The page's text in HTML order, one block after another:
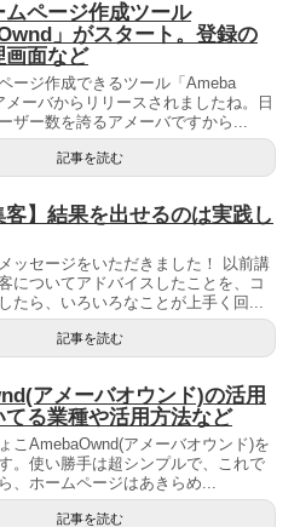
ムページ作成ツール
」がスタート。登録の
画面など
ージ作成できるツール「Ameba
メーバからリリースされましたね。日
ザー数を誇るアメーバですから...
記事を読む
客】結果を出せるのは実践し
ッセージをいただきました！ 以前講
についてアドバイスしたことを、コ
たら、いろいろなことが上手く回...
記事を読む
アメーバオウンド)の活用
てる業種や活用方法など
こAmebaOwnd(アメーバオウンド)を
。使い勝手は超シンプルで、これで
、ホームページはあきらめ...
記事を読む